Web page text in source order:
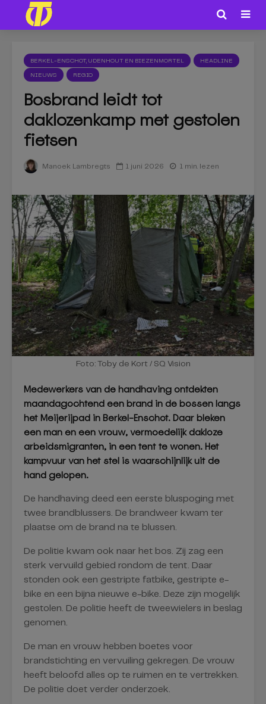
BERKEL-ENSCHOT, UDENHOUT EN BIEZENMORTEL HEADLINE
NIEUWS REGIO
Bosbrand leidt tot
daklozenkamp met gestolen
fietsen
Manoek Lambregts 1 juni 2026 1 min. lezen
Foto: Toby de Kort / SQ Vision
Medewerkers van de handhaving ontdekten
maandagochtend een brand in de bossen langs
het Meijerijpad in Berkel-Enschot. Daar bleken
een man en een vrouw, vermoedelijk dakloze
arbeidsmigranten, in een tent te wonen. Het
kampvuur van het stel is waarschijnlijk uit de
hand gelopen.
De handhaving deed een eerste bluspoging met
twee brandblussers. De brandweer kwam ter
plaatse om de brand na te blussen.
De politie kwam ook naar het bos. Zij zag een
sterk vervuild gebied rondom de tent. Daar
stonden ook een gestripte fatbike, gestripte e-
bike en een bijna nieuwe e-bike. Deze zijn mogelijk
gestolen. De politie heeft de tweewielers in beslag
genomen.
De man en vrouw hebben boetes voor
brandstichting en vervuiling gekregen. De vrouw
heeft beloofd alles op te ruimen en te vertrekken.
De politie doet verder onderzoek.